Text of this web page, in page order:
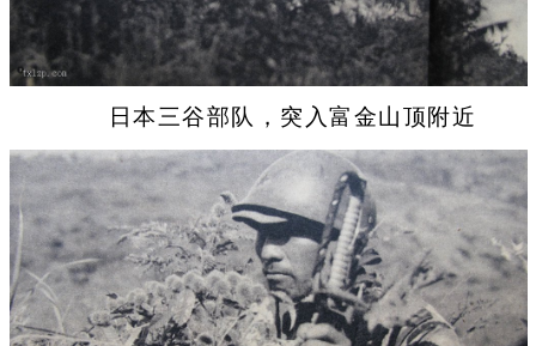
日本三谷部队，突入富金山顶附近